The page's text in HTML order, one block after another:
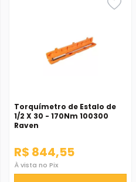
Torquímetro de Estalo de
1/2 X 30 - 170Nm 100300
Raven
R$ 844,55
À vista no Pix